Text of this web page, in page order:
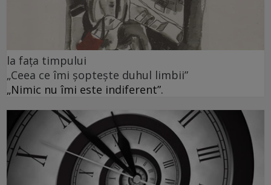
la fața timpului
„Ceea ce îmi șoptește duhul limbii”
„Nimic nu îmi este indiferent”.